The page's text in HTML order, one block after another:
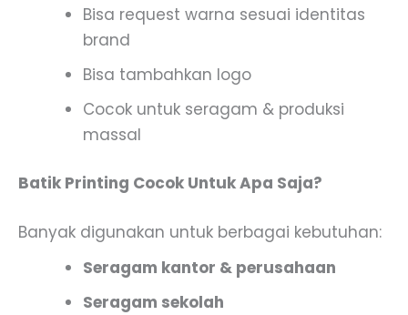
Bisa request warna sesuai identitas
brand
Bisa tambahkan logo
Cocok untuk seragam & produksi
massal
Batik Printing Cocok Untuk Apa Saja?
Banyak digunakan untuk berbagai kebutuhan:
Seragam kantor & perusahaan
Seragam sekolah